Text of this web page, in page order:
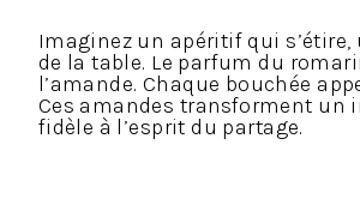
Imaginez un apéritif qui
de la table. Le parfum du
l’amande. Chaque bouchée
Ces amandes transforment
fidèle à l’esprit du partage.